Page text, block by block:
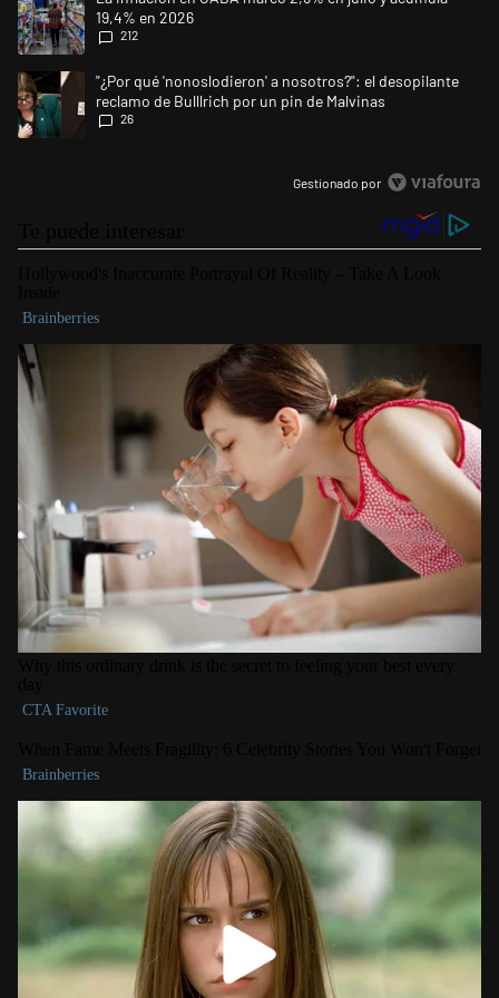
19,4% en 2026
212
Un artículo de tendencia con el título ""¿Por qué 'nonoslodieron' a
"¿Por qué 'nonoslodieron' a nosotros?": el desopilante
reclamo de Bulllrich por un pin de Malvinas
26
Gestionado por